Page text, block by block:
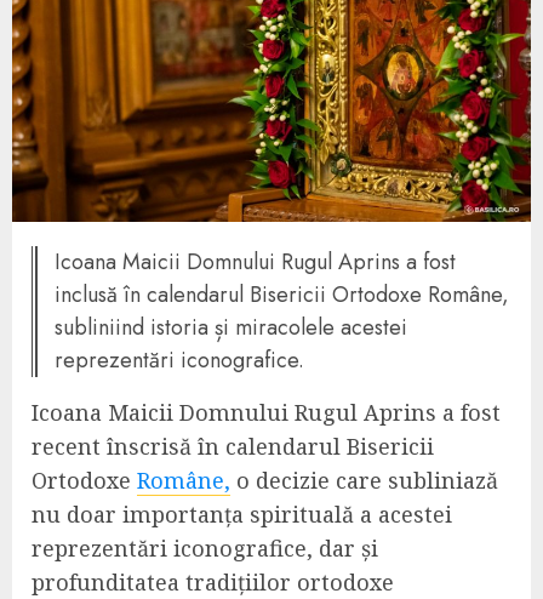
Icoana Maicii Domnului Rugul Aprins a fost
inclusă în calendarul Bisericii Ortodoxe Române,
subliniind istoria și miracolele acestei
reprezentări iconografice.
Icoana Maicii Domnului Rugul Aprins a fost
recent înscrisă în calendarul Bisericii
Ortodoxe Române, o decizie care subliniază
nu doar importanța spirituală a acestei
reprezentări iconografice, dar și
profunditatea tradițiilor ortodoxe